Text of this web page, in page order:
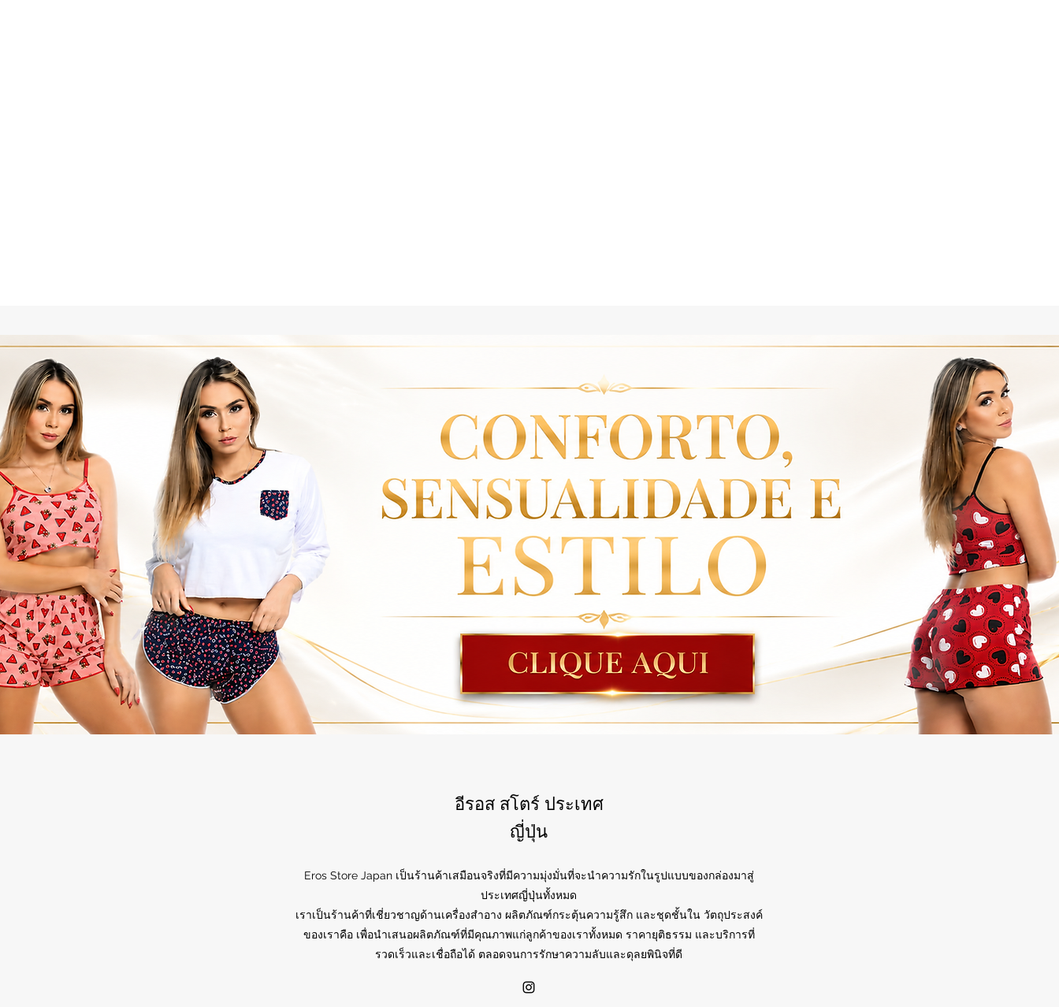
อีรอส สโตร์ ประเทศ
ญี่ปุ่น
Eros Store Japan เป็นร้านค้าเสมือนจริงที่มีความมุ่งมั่นที่จะนำความรักในรูปแบบของกล่องมาสู่
ประเทศญี่ปุ่นทั้งหมด
เราเป็นร้านค้าที่เชี่ยวชาญด้านเครื่องสำอาง ผลิตภัณฑ์กระตุ้นความรู้สึก และชุดชั้นใน วัตถุประสงค์
ของเราคือ เพื่อนำเสนอผลิตภัณฑ์ที่มีคุณภาพแก่ลูกค้าของเราทั้งหมด ราคายุติธรรม และบริการที่
รวดเร็วและเชื่อถือได้ ตลอดจนการรักษาความลับและดุลยพินิจที่ดี